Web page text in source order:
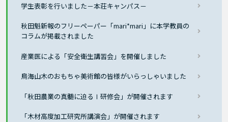
学生表彰を行いました－本荘キャンパス－
秋田魁新報のフリーペーパー「mari*mari」に本学教員の
コラムが掲載されました
産業医による「安全衛生講習会」を開催しました
鳥海山木のおもちゃ美術館の皆様がいらっしゃいました
「秋田農業の真髄に迫るⅠ研修会」が開催されます
「木材高度加工研究所講演会」が開催されます